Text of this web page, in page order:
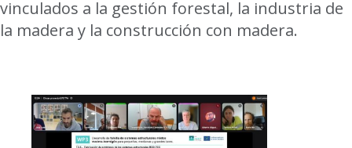
vinculados a la gestión forestal, la industria de
la madera y la construcción con madera.